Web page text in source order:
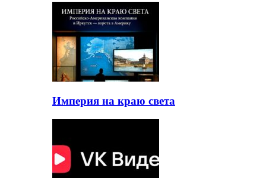
Империя на краю света